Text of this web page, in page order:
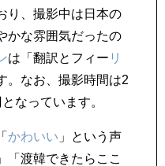
り、撮影中は日本の
かな雰囲気だったの
は「翻訳とフィー リ
。なお、撮影時間は2
なっています。
かわいい 」という声
「渡韓できたらここ